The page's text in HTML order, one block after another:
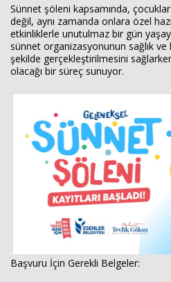
Sünnet şöleni kapsamında,
değil, aynı zamanda onlara özel
etkinliklerle unutulmaz bir gün
sünnet organizasyonunun sağlık ve
şekilde gerçekleştirilmesini
olacağı bir süreç sunuyor.
Başvuru İçin Gerekli Belgeler: